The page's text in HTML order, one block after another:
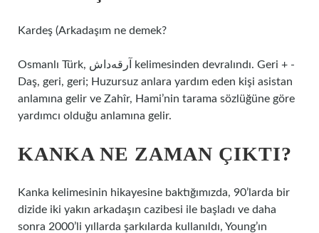
Kardeş (Arkadaşım ne demek?
Osmanlı Türk, آرقه‌داش kelimesinden devralındı. Geri + -
Daş, geri, geri; Huzursuz anlara yardım eden kişi asistan
anlamına gelir ve Zahîr, Hami’nin tarama sözlüğüne göre
yardımcı olduğu anlamına gelir.
KANKA NE ZAMAN ÇIKTI?
Kanka kelimesinin hikayesine baktığımızda, 90’larda bir
dizide iki yakın arkadaşın cazibesi ile başladı ve daha
sonra 2000’li yıllarda şarkılarda kullanıldı, Young’ın